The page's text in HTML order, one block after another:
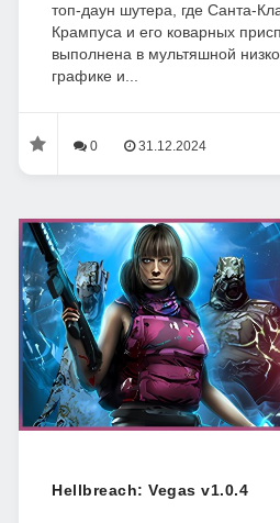
топ-даун шутера, где Санта-
Крампуса и его коварных
выполнена в мультяшной
графике и...
0 31.12.2024
Hellbreach: Vegas v1.0.4